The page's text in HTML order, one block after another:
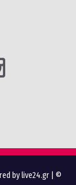
by live24.gr | ©